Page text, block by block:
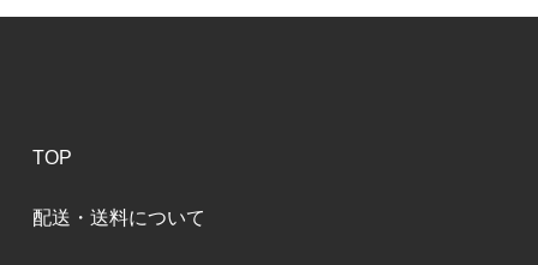
TOP
配送・送料について